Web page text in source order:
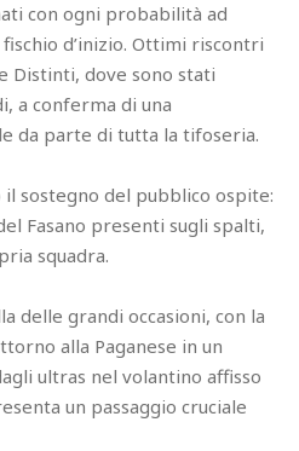
con ogni probabilità ad
d’inizio. Ottimi riscontri
Distinti, dove sono stati
a conferma di una
da parte di tutta la tifoseria.
sostegno del pubblico ospite:
Fasano presenti sugli spalti,
squadra.
delle grandi occasioni, con la
alla Paganese in un
ultras nel volantino affisso
un passaggio cruciale